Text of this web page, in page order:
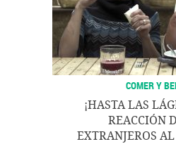
COMER Y
¡HASTA LAS
REACCIÓN
EXTRANJEROS